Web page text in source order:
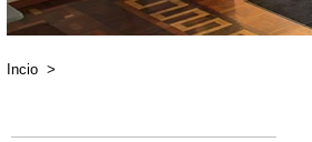
Incio >